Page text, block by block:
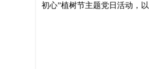
初心”植树节主题党日活动，